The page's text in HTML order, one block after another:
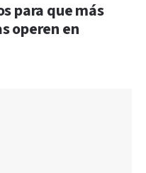
para que más
operen en